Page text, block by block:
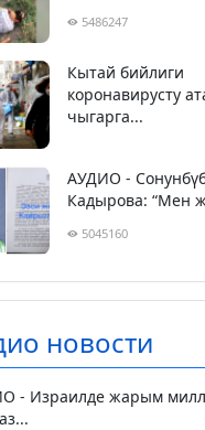
5486247
Кытай бийлиги
коронавирусту
чыгарга...
АУДИО -
Кадырова: “Мен
5045160
новости
- Израилде жарым